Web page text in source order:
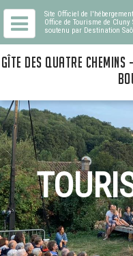
Site Officiel de l'hébergement
Office de Tourisme de Cluny
soutenu par Destination
GÎTE DES QUATRE